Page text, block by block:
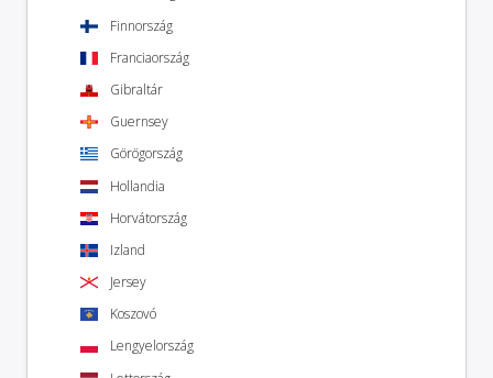
Finnország
Franciaország
Gibraltár
Guernsey
Görögország
Hollandia
Horvátország
Izland
Jersey
Koszovó
Lengyelország